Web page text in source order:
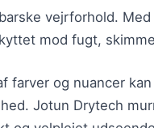
vejrforhold.
mod fugt,
farver og nuancer
Jotun Drytech